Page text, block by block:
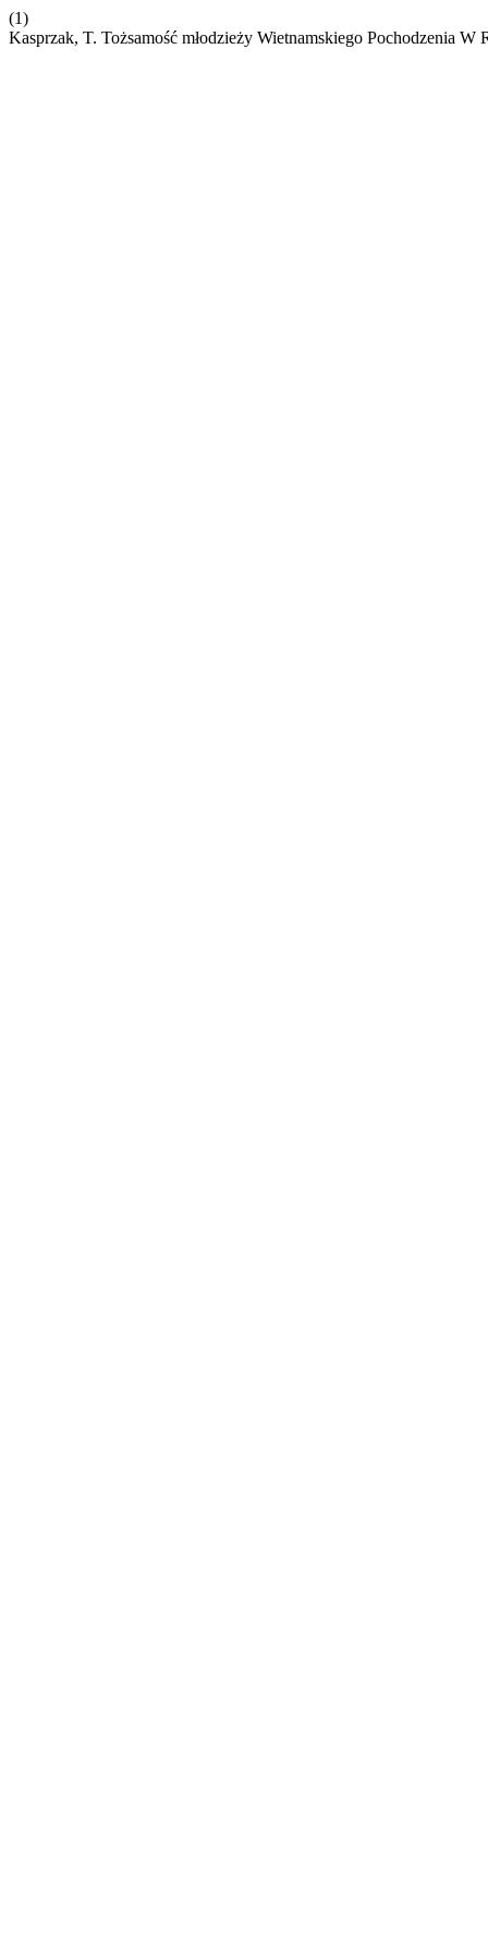
(1)
Kasprzak, T. Tożsamość młodzieży Wietnamskiego Pochodzenia W